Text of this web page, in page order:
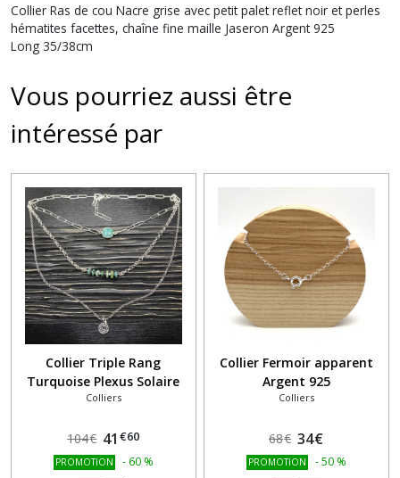
Collier Ras de cou Nacre grise avec petit palet reflet noir et perles
hématites facettes, chaîne fine maille Jaseron Argent 925
Long 35/38cm
Vous pourriez aussi être
intéressé par
Collier Triple Rang
Turquoise Plexus Solaire
Argent 925
Colliers
104€ 41 €60
PROMOTION - 60 %
Collier Fermoir apparent
Argent 925
Colliers
68€ 34€
PROMOTION -50 %